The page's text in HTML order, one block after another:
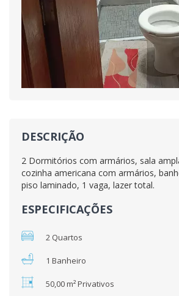
DESCRIÇÃO
2 Dormitórios com armários, sala
cozinha americana com armários,
piso laminado, 1 vaga, lazer total.
ESPECIFICAÇÕES
2 Quartos
1 Banheiro
50,00 m² Privativos